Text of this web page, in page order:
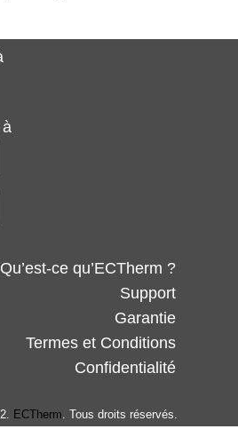
Qu’est-ce qu’ECTherm ?
Support
Garantie
Termes et Conditions
Confidentialité
ECTherm . Tous droits réservés.